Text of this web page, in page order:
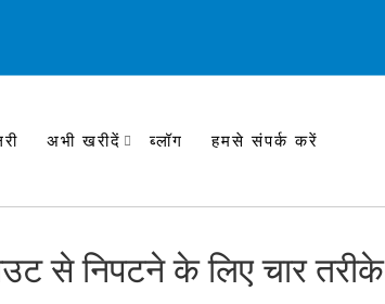
अभी खरीदें ब्लॉग हमसे संपर्क करें
से निपटने के लिए चार तरीके